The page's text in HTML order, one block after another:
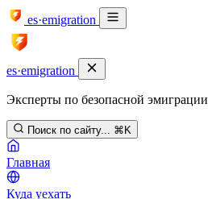
es·emigration
es·emigration
Эксперты по безопасной эмиграции
Поиск по сайту... ⌘K
Главная
Куда уехать